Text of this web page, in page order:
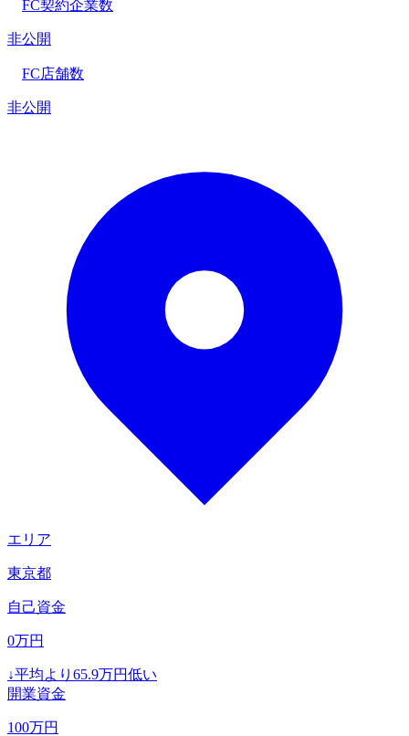
FC契約企業数
非公開
FC店舗数
非公開
エリア
東京都
自己資金
0万円
↓平均より 65.9万円低い
開業資金
100万円